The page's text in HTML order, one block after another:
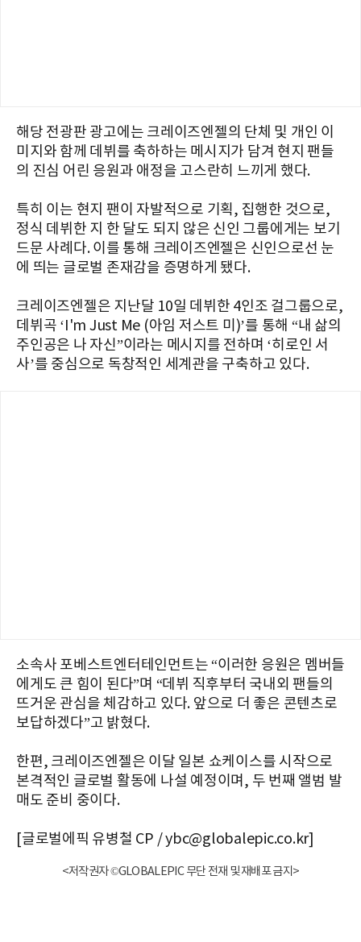
해당 전광판 광고에는 크레이즈엔젤의 단체 및 개인 이
미지와 함께 데뷔를 축하하는 메시지가 담겨 현지 팬들
의 진심 어린 응원과 애정을 고스란히 느끼게 했다.
특히 이는 현지 팬이 자발적으로 기획, 집행한 것으로,
정식 데뷔한 지 한 달도 되지 않은 신인 그룹에게는 보기
드문 사례다. 이를 통해 크레이즈엔젤은 신인으로선 눈
에 띄는 글로벌 존재감을 증명하게 됐다.
크레이즈엔젤은 지난달 10일 데뷔한 4인조 걸그룹으로,
데뷔곡 ‘I'm Just Me (아임 저스트 미)’를 통해 “내 삶의
주인공은 나 자신”이라는 메시지를 전하며 ‘히로인 서
사’를 중심으로 독창적인 세계관을 구축하고 있다.
소속사 포베스트엔터테인먼트는 “이러한 응원은 멤버들
에게도 큰 힘이 된다”며 “데뷔 직후부터 국내외 팬들의
뜨거운 관심을 체감하고 있다. 앞으로 더 좋은 콘텐츠로
보답하겠다”고 밝혔다.
한편, 크레이즈엔젤은 이달 일본 쇼케이스를 시작으로
본격적인 글로벌 활동에 나설 예정이며, 두 번째 앨범 발
매도 준비 중이다.
[글로벌에픽 유병철 CP / ybc@globalepic.co.kr]
<저작권자 ©GLOBALEPIC 무단 전재 및 재배포 금지>